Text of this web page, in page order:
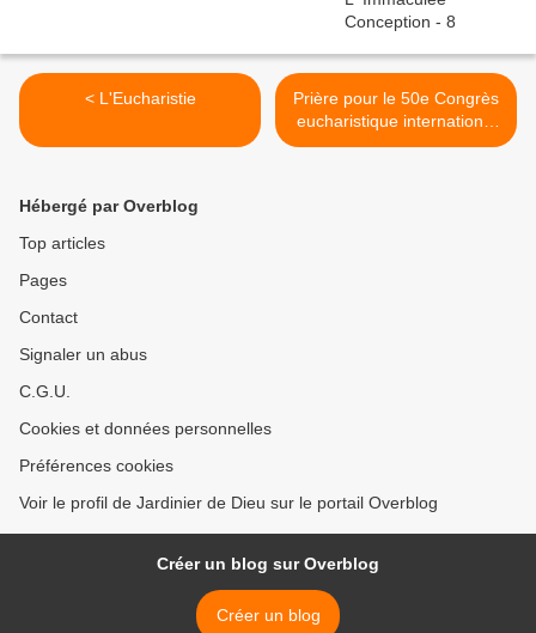
< L'Eucharistie
Prière pour le 50e Congrès
eucharistique international
2012 >
Hébergé par Overblog
Top articles
Pages
Contact
Signaler un abus
C.G.U.
Cookies et données personnelles
Préférences cookies
Voir le profil de Jardinier de Dieu sur le portail Overblog
Créer un blog sur Overblog
Créer un blog